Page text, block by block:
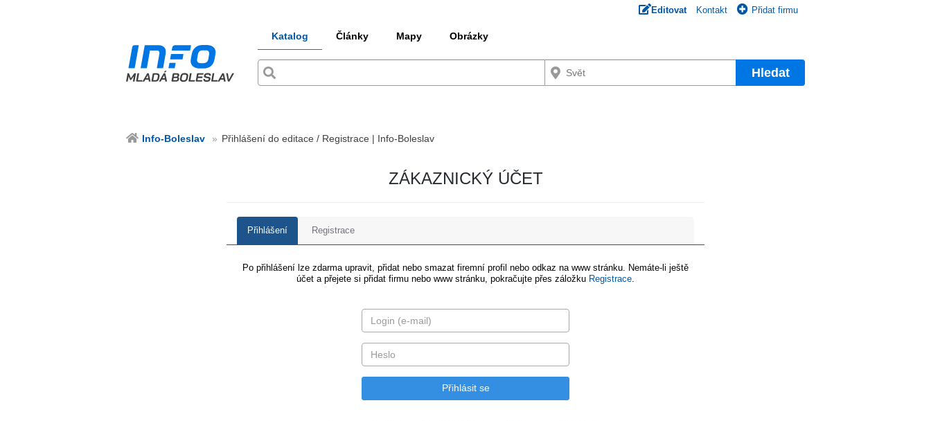
Editovat Kontakt Přidat firmu
Katalog Články Mapy Obrázky
Hledat
Info-Boleslav Přihlášení do editace / Registrace | Info-Boleslav
ZÁKAZNICKÝ ÚČET
Přihlášení Registrace
Po přihlášení lze zdarma upravit, přidat nebo smazat firemní profil nebo odkaz na www stránku. Nemáte-li ještě
účet a přejete si přidat firmu nebo www stránku, pokračujte přes záložku Registrace